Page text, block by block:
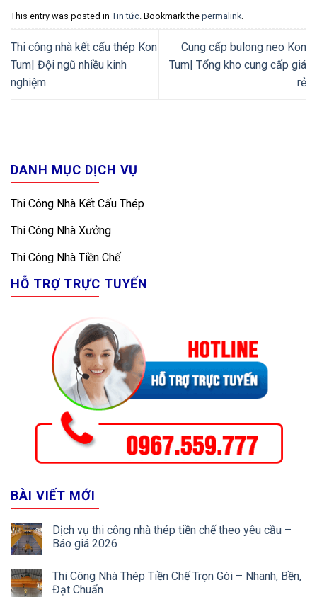
This entry was posted in Tin tức . Bookmark the permalink
Thi công nhà kết cấu thép Kon
Tum| Đội ngũ nhiều kinh
nghiệm
Cung cấp bulong neo Kon
Tum| Tổng kho cung cấp giá
rẻ
DANH MỤC DỊCH VỤ
Thi Công Nhà Kết Cấu Thép
Thi Công Nhà Xưởng
Thi Công Nhà Tiền Chế
HỖ TRỢ TRỰC TUYẾN
BÀI VIẾT MỚI
Dịch vụ thi công nhà thép tiền chế theo yêu cầu –
Báo giá 2026
Thi Công Nhà Thép Tiền Chế Trọn Gói – Nhanh, Bền,
Đạt Chuẩn